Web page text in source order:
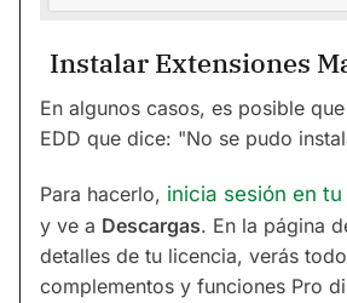
Instalar Extensiones
En algunos casos, es posible
EDD que dice: "No se pudo
Para hacerlo, inicia sesión en
y ve a Descargas. En la página
detalles de tu licencia, verás
complementos y funciones Pro